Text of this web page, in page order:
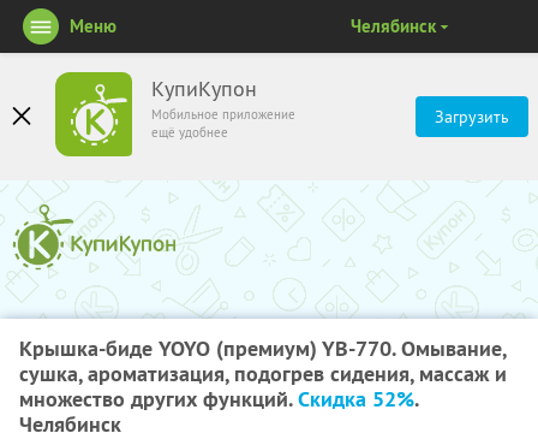
КупиКупон
Мобильное приложение
ещё удобнее
Загрузить
Меню Челябинск
Крышка-биде YOYO (премиум) YB-770. Омывание,
сушка, ароматизация, подогрев сидения, массаж и
множество других функций.Скидка 52%.
Челябинск